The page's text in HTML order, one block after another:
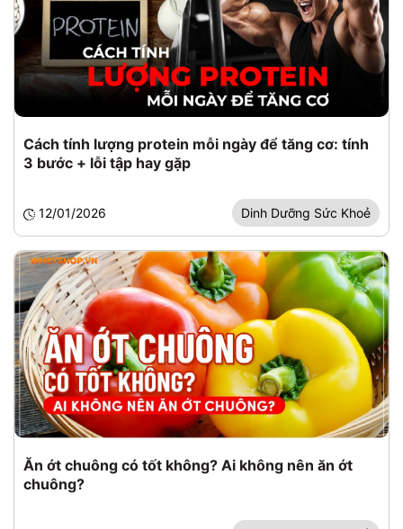
Cách tính lượng protein mỗi ngày để tăng cơ: tính
3 bước + lỗi tập hay gặp
12/01/2026 Dinh Dưỡng Sức Khoẻ
Ăn ớt chuông có tốt không? Ai không nên ăn ớt
chuông?